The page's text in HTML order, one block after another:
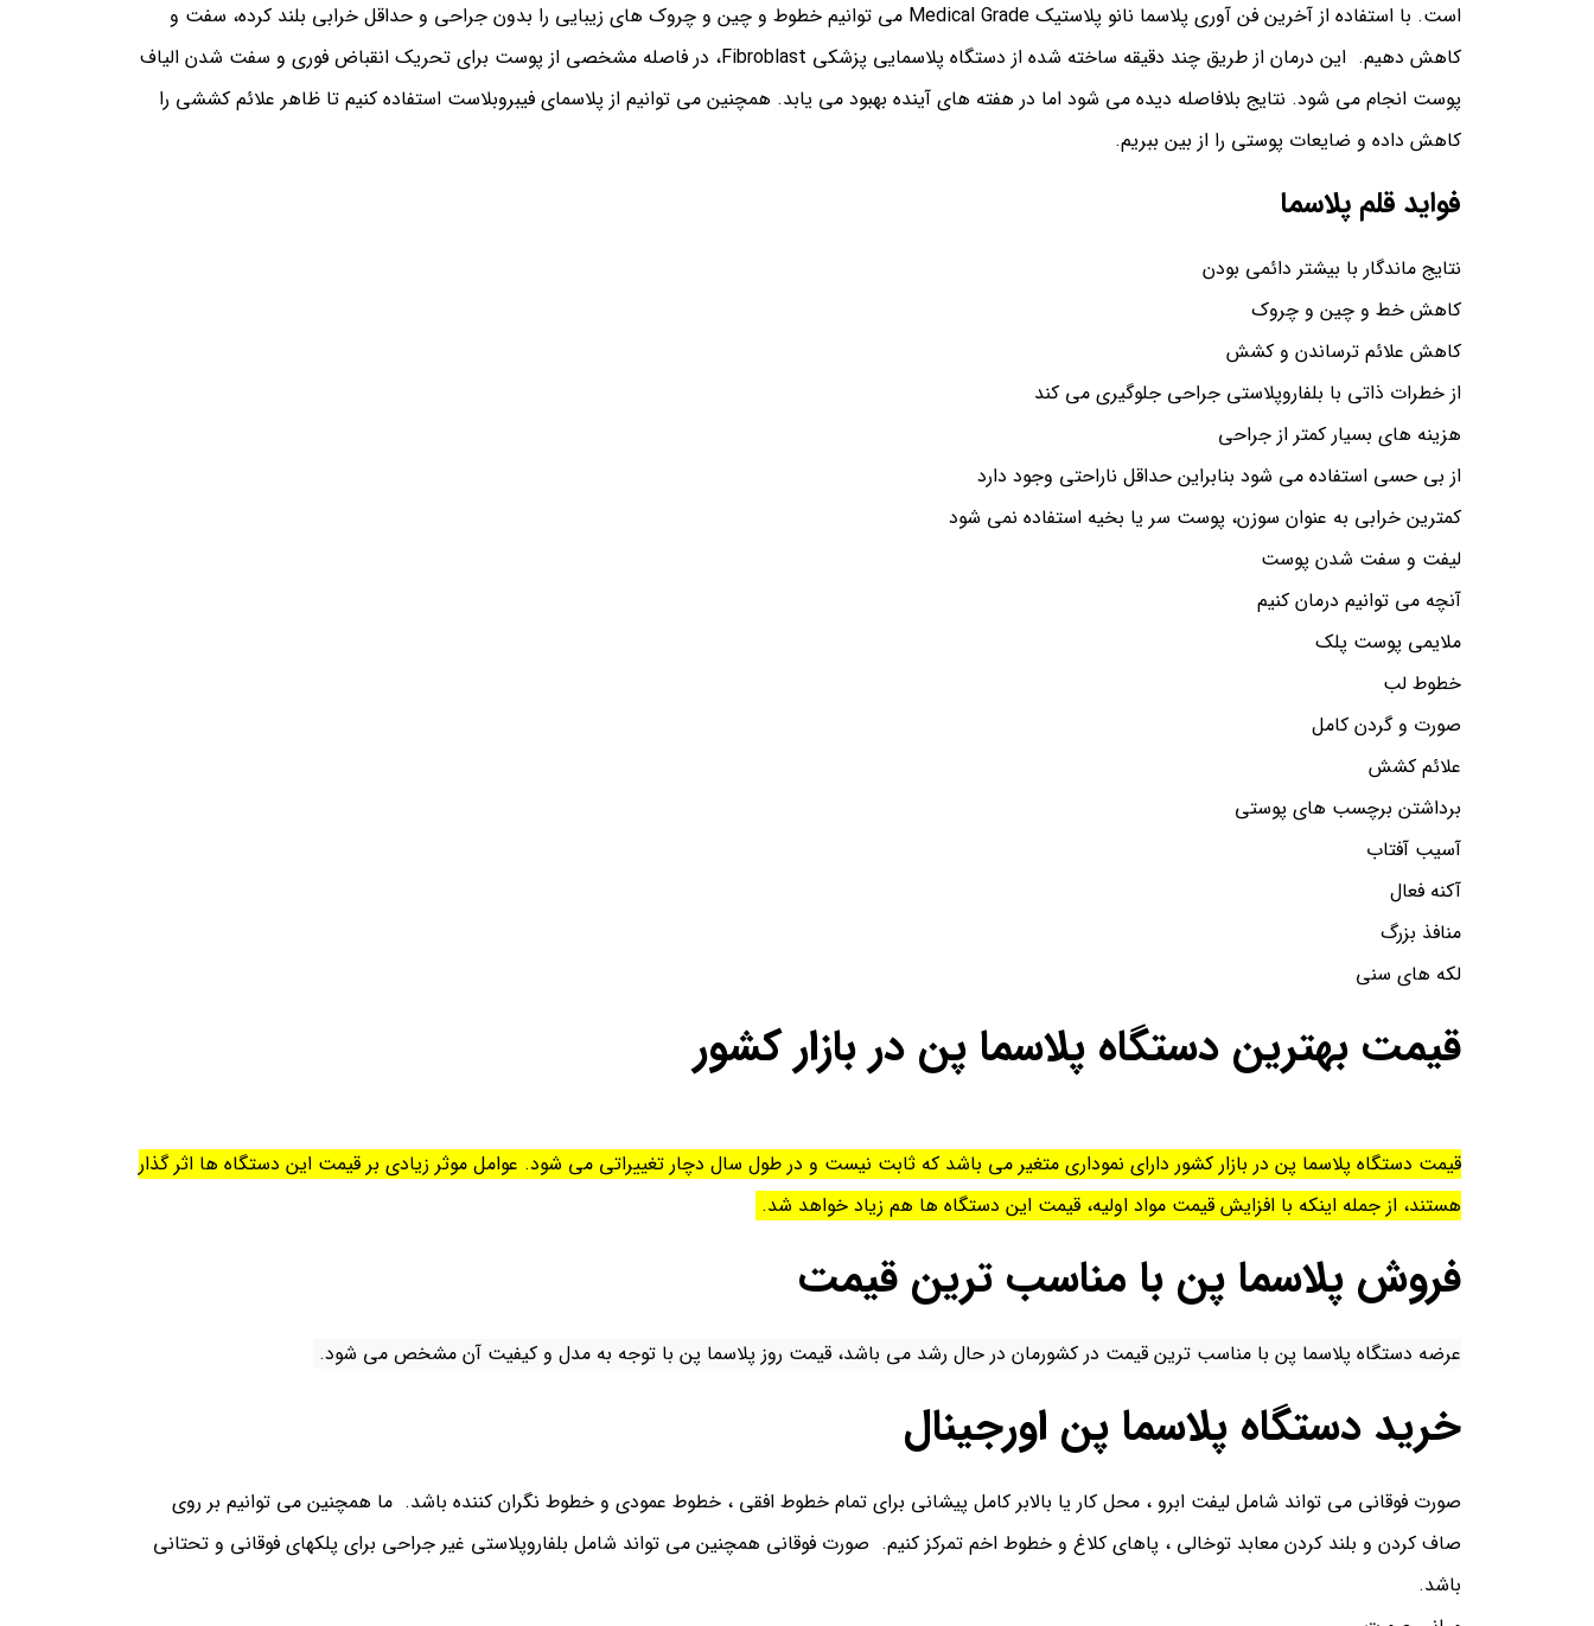
است. با استفاده از آخرین فن آوری پلاسما نانو پلاستیک Medical Grade می توانیم خطوط و چین و چروک های زیبایی را بدون جراحی و حداقل خرابی بلند کرده، سفت و
کاهش دهیم. این درمان از طریق چند دقیقه ساخته شده از دستگاه پلاسمایی پزشکی Fibroblast، در فاصله مشخصی از پوست برای تحریک انقباض فوری و سفت شدن الیاف
پوست انجام می شود. نتایج بلافاصله دیده می شود اما در هفته های آینده بهبود می یابد. همچنین می توانیم از پلاسمای فیبروبلاست استفاده کنیم تا ظاهر علائم کششی را
کاهش داده و ضایعات پوستی را از بین ببریم.
فواید قلم پلاسما
نتایج ماندگار با بیشتر دائمی بودن
کاهش خط و چین و چروک
کاهش علائم ترساندن و کشش
از خطرات ذاتی با بلفاروپلاستی جراحی جلوگیری می کند
هزینه های بسیار کمتر از جراحی
از بی حسی استفاده می شود بنابراین حداقل ناراحتی وجود دارد
کمترین خرابی به عنوان سوزن، پوست سر یا بخیه استفاده نمی شود
لیفت و سفت شدن پوست
آنچه می توانیم درمان کنیم
ملایمی پوست پلک
خطوط لب
صورت و گردن کامل
علائم کشش
برداشتن برچسب های پوستی
آسیب آفتاب
آکنه فعال
منافذ بزرگ
لکه های سنی
قیمت بهترین دستگاه پلاسما پن در بازار کشور
قیمت دستگاه پلاسما پن در بازار کشور دارای نموداری متغیر می باشد که ثابت نیست و در طول سال دچار تغییراتی می شود. عوامل موثر زیادی بر قیمت این دستگاه ها اثر گذار
هستند، از جمله اینکه با افزایش قیمت مواد اولیه، قیمت این دستگاه ها هم زیاد خواهد شد.
فروش پلاسما پن با مناسب ترین قیمت
عرضه دستگاه پلاسما پن با مناسب ترین قیمت در کشورمان در حال رشد می باشد، قیمت روز پلاسما پن با توجه به مدل و کیفیت آن مشخص می شود.
خرید دستگاه پلاسما پن اورجینال
صورت فوقانی می تواند شامل لیفت ابرو ، محل کار یا بالابر کامل پیشانی برای تمام خطوط افقی ، خطوط عمودی و خطوط نگران کننده باشد. ما همچنین می توانیم بر روی
صاف کردن و بلند کردن معابد توخالی ، پاهای کلاغ و خطوط اخم تمرکز کنیم. صورت فوقانی همچنین می تواند شامل بلفاروپلاستی غیر جراحی برای پلکهای فوقانی و تحتانی
باشد.